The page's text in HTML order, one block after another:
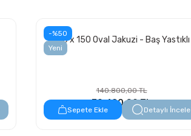
-%50
Yeni
150 x 150 Oval Jakuzi - Baş Yastıklı
140.800,00 TL
70.400,00 TL
Sepete Ekle Detaylı İncele